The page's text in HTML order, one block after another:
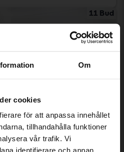
Om
cookies
för att anpassa innehållet
tillhandahålla funktioner
vår trafik. Vi
identifierare och annan
11 Bud
that your browser
service our friends
English language
that contains all the